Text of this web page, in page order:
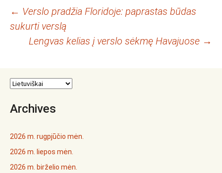
Įrašo
navigacija
← Verslo pradžia Floridoje: paprastas būdas
sukurti verslą
Lengvas kelias į verslo sėkmę Havajuose →
Archives
2026 m. rugpjūčio mėn.
2026 m. liepos mėn.
2026 m. birželio mėn.